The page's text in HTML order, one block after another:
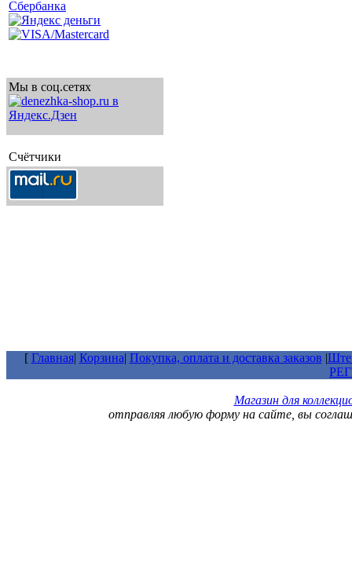
Мы в соц.сетях
Счётчики
[ Главная| Корзина| Покупка, оплата и доставка заказов |
Магазин для
отправляя любую форму на сайте, вы